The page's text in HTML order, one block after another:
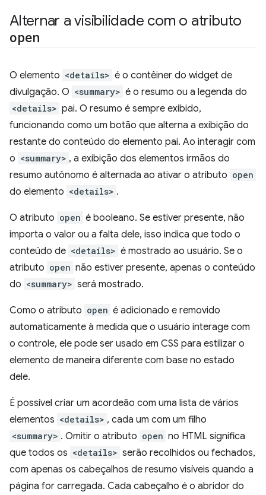
Alternar a visibilidade com o atributo
open
O elemento <details> é o contêiner do widget de
divulgação. O <summary> é o resumo ou a legenda do
<details> pai. O resumo é sempre exibido,
funcionando como um botão que alterna a exibição do
restante do conteúdo do elemento pai. Ao interagir com
o <summary> , a exibição dos elementos irmãos do
resumo autônomo é alternada ao ativar o atributo open
do elemento <details> .
O atributo open é booleano. Se estiver presente, não
importa o valor ou a falta dele, isso indica que todo o
conteúdo de <details> é mostrado ao usuário. Se o
atributo open não estiver presente, apenas o conteúdo
do <summary> será mostrado.
Como o atributo open é adicionado e removido
automaticamente à medida que o usuário interage com
o controle, ele pode ser usado em CSS para estilizar o
elemento de maneira diferente com base no estado
dele.
É possível criar um acordeão com uma lista de vários
elementos <details> , cada um com um filho
<summary> . Omitir o atributo open no HTML significa
que todos os <details> serão recolhidos ou fechados,
com apenas os cabeçalhos de resumo visíveis quando a
página for carregada. Cada cabeçalho é o abridor do